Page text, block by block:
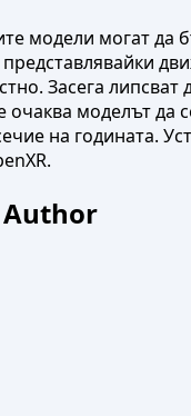
модели могат да
Засега липсват
очаква моделът да
на годината.